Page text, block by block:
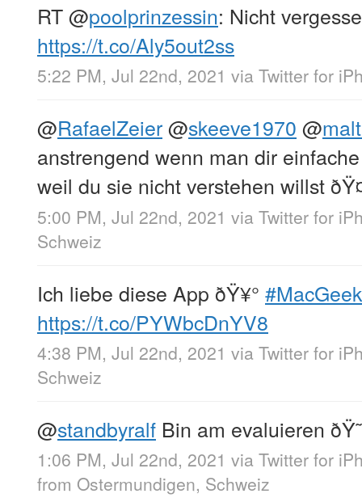
RT@poolprinzessin: Nicht
https://t.co/Aly5out2ss
5:22 PM, Jul 22nd, 2021 via Twitter for
@RafaelZeier@skeeve1970 @
anstrengend wenn man dir
weil du sie nicht verstehen willst
5:00 PM, Jul 22nd, 2021 via Twitter for
Schweiz
Ich liebe diese App ðŸ¥° #MacGeek
https://t.co/PYWbcDnYV8
4:38 PM, Jul 22nd, 2021 via Twitter for
Schweiz
@standbyralf Bin am evaluieren
1:06 PM, Jul 22nd, 2021 via Twitter for
from Ostermundigen, Schweiz